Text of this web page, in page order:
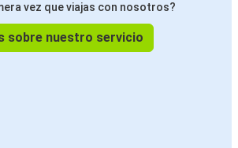
vez que viajas con nosotros?
sobre nuestro servicio